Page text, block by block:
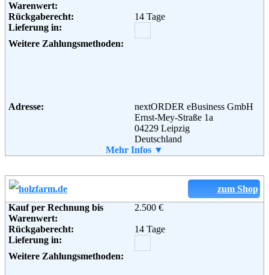
Warenwert:
Rückgaberecht:
14 Tage
Lieferung in:
Weitere Zahlungsmethoden:
Adresse:
nextORDER eBusiness GmbH
Ernst-Mey-Straße 1a
04229 Leipzig
Deutschland
0180 / 55 11 099
Weiterführende
Informationen:
Mehr Infos ▼
zum Shop
Kauf per Rechnung bis
Warenwert:
2.500 €
Rückgaberecht:
14 Tage
Lieferung in:
Weitere Zahlungsmethoden: